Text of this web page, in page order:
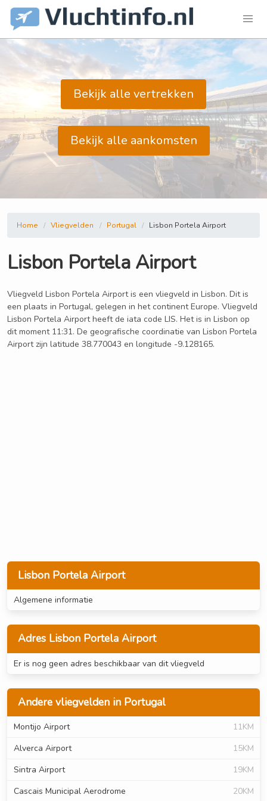
Bekijk alle vertrekken
Bekijk alle aankomsten
Lisbon Portela Airport
Algemene informatie
Adres Lisbon Portela Airport
Er is nog geen adres beschikbaar van dit vliegveld
Andere vliegvelden in Portugal
Montijo Airport
11KM
Alverca Airport
15KM
Sintra Airport
19KM
Cascais Municipal Aerodrome
20KM
Home Vliegvelden Portugal Lisbon Portela Airport
Lisbon Portela Airport
Vliegveld Lisbon Portela Airport is een vliegveld in Lisbon. Dit is
een plaats in Portugal, gelegen in het continent Europe. Vliegveld
Lisbon Portela Airport heeft de iata code LIS. Het is in Lisbon op
dit moment 11:31. De geografische coordinatie van Lisbon Portela
Airport zijn latitude 38.770043 en longitude -9.128165.